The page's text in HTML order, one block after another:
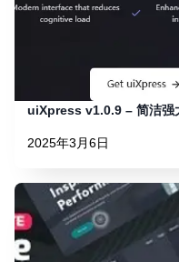
uiXpress v1.0.9 – 简洁强
2025年3月6日